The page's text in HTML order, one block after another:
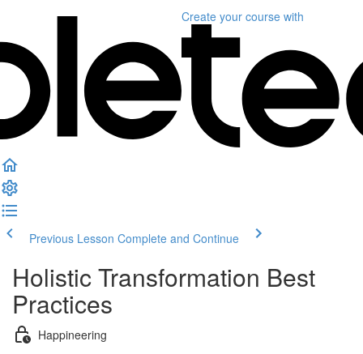
Create your course with
Previous Lesson Complete and Continue
Holistic Transformation Best
Practices
Happineering